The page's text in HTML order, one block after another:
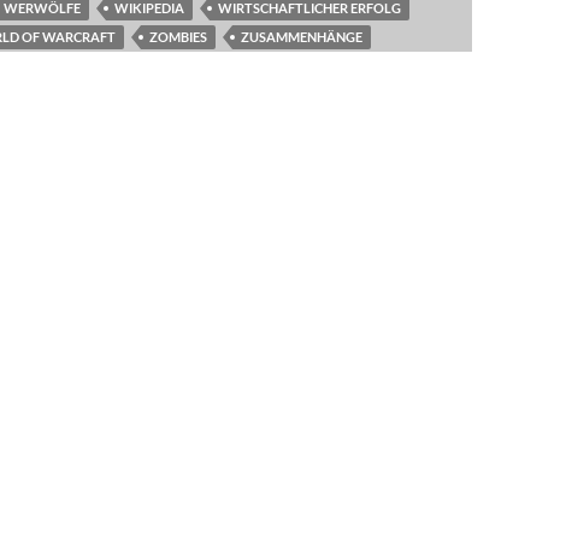
WERWÖLFE WIKIPEDIA
WIRTSCHAFTLICHER ERFOLG
OF WARCRAFT
ZOMBIES ZUSAMMENHÄNGE